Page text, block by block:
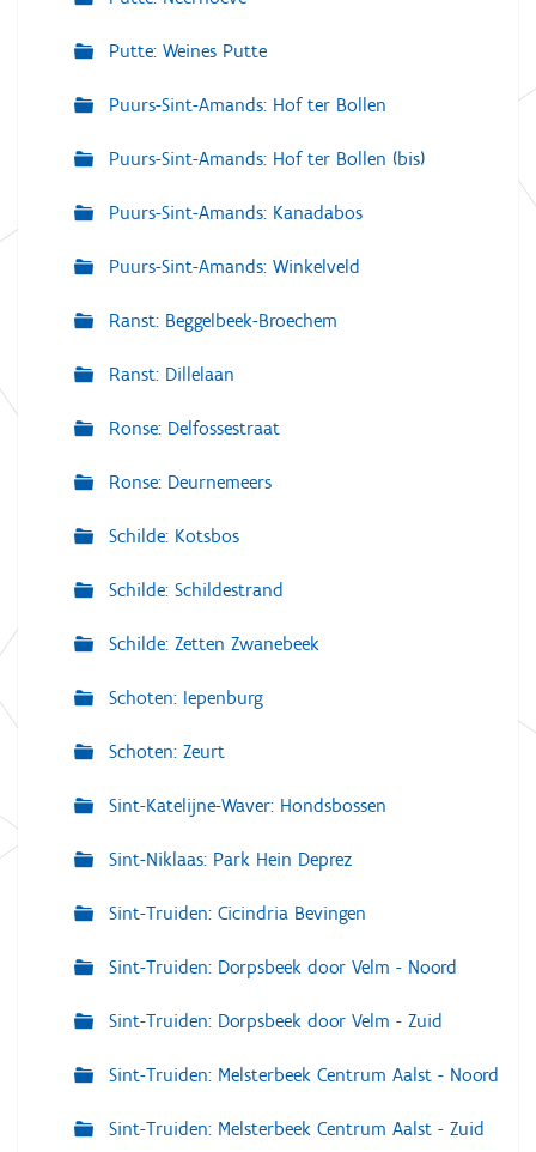
Putte: Weines Putte
Puurs-Sint-Amands: Hof ter Bollen
Puurs-Sint-Amands: Hof ter Bollen (bis)
Puurs-Sint-Amands: Kanadabos
Puurs-Sint-Amands: Winkelveld
Ranst: Beggelbeek-Broechem
Ranst: Dillelaan
Ronse: Delfossestraat
Ronse: Deurnemeers
Schilde: Kotsbos
Schilde: Schildestrand
Schilde: Zetten Zwanebeek
Schoten: Iepenburg
Schoten: Zeurt
Sint-Katelijne-Waver: Hondsbossen
Sint-Niklaas: Park Hein Deprez
Sint-Truiden: Cicindria Bevingen
Sint-Truiden: Dorpsbeek door Velm - Noord
Sint-Truiden: Dorpsbeek door Velm - Zuid
Sint-Truiden: Melsterbeek Centrum Aalst - Noord
Sint-Truiden: Melsterbeek Centrum Aalst - Zuid